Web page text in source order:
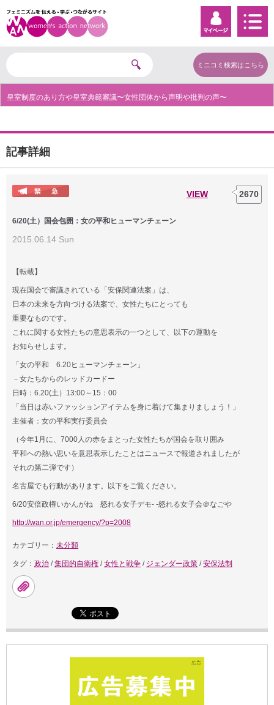
ミニコミ検索はこちら
皇室制度のあり方や皇室典範審議〜女性団体から声明や批判の声〜
記事詳細
VIEW 2670
6/20(土）国会包囲：女の平和ヒューマンチェーン
2015.06.14 Sun
【転載】
現在国会で審議されている「安保関連法案」は、
日本の未来を方向づける法案で、女性たちにとっても
重要なものです。
これに関する女性たちの意思表示の一つとして、以下の運動を
お知らせします。
「女の平和 6.20ヒューマンチェーン」
－女たちからのレッドカードー
日時：6.20(土）13:00～15：00
「当日は赤いファッションアイテムを身に着けて集まりましょう！」
主催者：女の平和実行委員会
（今年1月に、7000人の赤をまとった女性たちが国会を取り囲み
平和への熱い思いを意思表示したことはニュースで報道されましたが
それの第二弾です）
名古屋でも行動があります。以下をご覧ください。
6/20安倍政権いかんがね 怒れる女子デモ- -怒れる女子会＠なごや
http://wan.or.jp/emergency/?p=2008
カテゴリー： 未分類
タグ： 政治 /集団的自衛権 /女性と戦争 / ジェンダー政策 /安保法制